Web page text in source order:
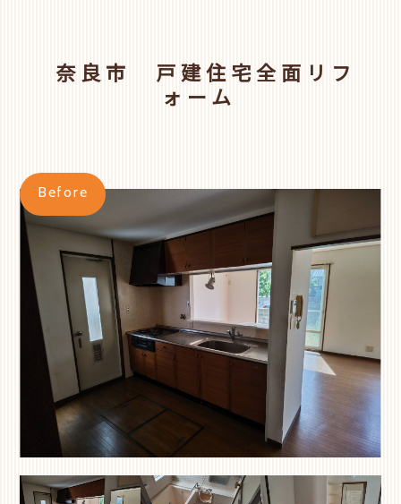
奈良市 戸建住宅全面リフ
ォーム
Before